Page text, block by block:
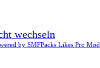
wechseln
by SMFPacks Likes Pro Mod